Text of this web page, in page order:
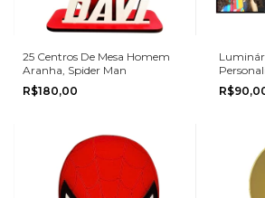
25 Centros De Mesa Homem
Aranha, Spider Man
R$180,00